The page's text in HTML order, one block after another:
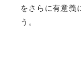
をさらに有意義
う。